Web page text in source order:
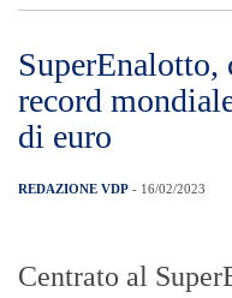
SuperEnalotto,
record
di euro
REDAZIONE VDP - 16/02/2023
Centrato al